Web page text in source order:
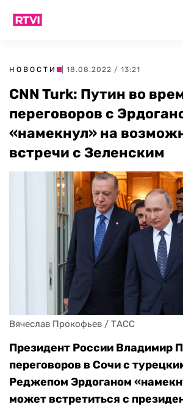
НОВОСТИ | 18.08.2022 / 13:21
CNN Turk: Путин во
переговоров с
«намекнул» на
встречи с Зеленским
Вячеслав Прокофьев / ТАСС
Президент России Владимир
переговоров в Сочи с
Реджепом Эрдоганом
может встретиться с